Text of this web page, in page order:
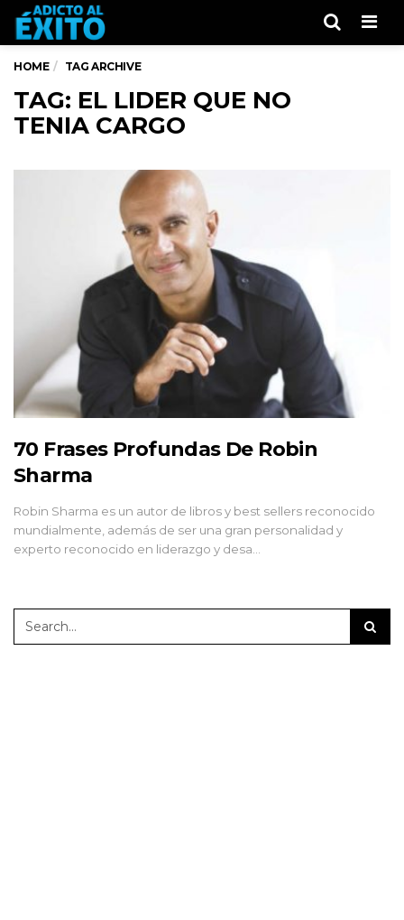
HOME TAG ARCHIVE
TAG: EL LIDER QUE NO
TENIA CARGO
70 Frases Profundas De Robin
Sharma
Robin Sharma es un autor de libros y best sellers reconocido
mundialmente, además de ser una gran personalidad y
experto reconocido en liderazgo y desa…